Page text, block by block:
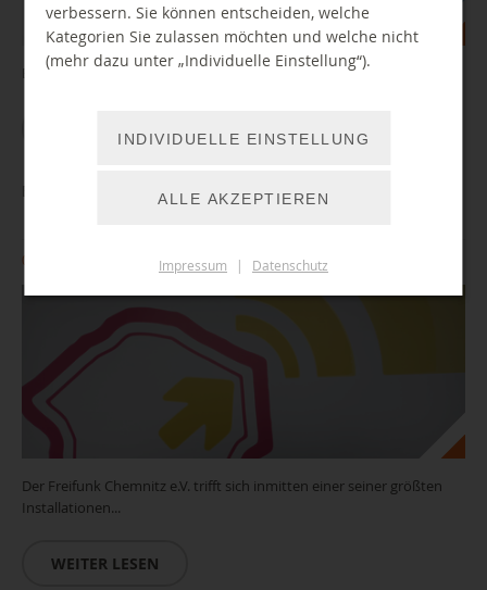
Einstiegskurs rund um das Smartphone, für Senioren
WEITER LESEN
BibLab: Freifunk Sprechstunde
07.12.2026 16:00 Uhr
Der Freifunk Chemnitz e.V. trifft sich inmitten einer seiner größten
Installationen...
WEITER LESEN
verbessern. Sie können entscheiden, welche
Kategorien Sie zulassen möchten und welche nicht
(mehr dazu unter „Individuelle Einstellung“).
INDIVIDUELLE EINSTELLUNG
ALLE AKZEPTIEREN
Impressum | Datenschutz